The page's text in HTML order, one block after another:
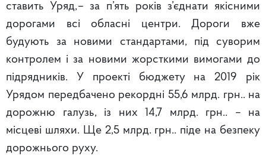
ставить Уряд, – за п’ять років з’єднати якісними
дорогами всі обласні центри. Дороги вже
будують за новими стандартами, під суворим
контролем і за новими жорсткими вимогами до
підрядників. У проекті бюджету на 2019 рік
Урядом передбачено рекордні 55,6 млрд. грн.. на
дорожню галузь, із них 14,7 млрд. грн.. – на
місцеві шляхи. Ще 2,5 млрд. грн.. піде на безпеку
дорожнього руху.